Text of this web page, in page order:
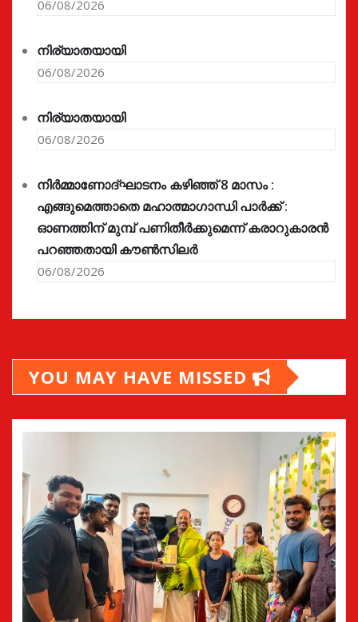
06/08/2026
നിര്യാതയായി
06/08/2026
നിര്യാതയായി
06/08/2026
നിർമ്മാണോദ്ഘാടനം കഴിഞ്ഞ് 8 മാസം :
എങ്ങുമെത്താതെ മഹാത്മാഗാന്ധി പാർക്ക് :
ഓണത്തിന് മുമ്പ് പണിതീർക്കുമെന്ന് കരാറുകാരൻ
പറഞ്ഞതായി കൗൺസിലർ
06/08/2026
YOU MAY HAVE MISSED